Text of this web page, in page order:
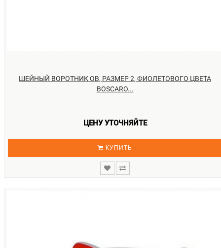
ШЕЙНЫЙ ВОРОТНИК OB, РАЗМЕР 2, ФИОЛЕТОВОГО ЦВЕТА
BOSCARO...
ЦЕНУ УТОЧНЯЙТЕ
КУПИТЬ